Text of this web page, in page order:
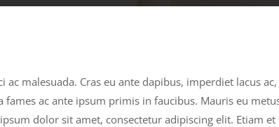
ac malesuada. Cras eu ante dapibus, imperdiet lacus
fames ac ante ipsum primis in faucibus. Mauris eu
dolor sit amet, consectetur adipiscing elit. Etiam